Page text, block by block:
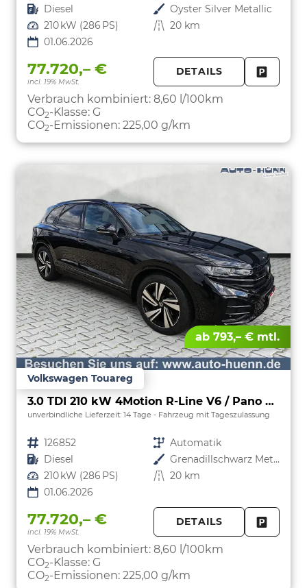
Kraftstoff Diesel Außenfarbe Oyster Silver Metallic
Leistung 210 kW (286 PS) Kilometerstand 20 km
01.06.2026
77.720,– €
incl. 19% MwSt.
DETAILS
Verbrauch kombiniert: 8,60 l/100km
CO2-Klasse: G
CO2-Emissionen: 225,00 g/km
ab 793,– € mtl.
Volkswagen Touareg
3.0 TDI 210 kW 4Motion R-Line V6 / Pano 360Grad
unverbindliche Lieferzeit: 14 Tage Fahrzeug mit Tageszulassung
Fahrzeugnr. 126852 Getriebe Automatik
Kraftstoff Diesel Außenfarbe
Grenadillschwarz Metallic
Leistung 210 kW (286 PS) Kilometerstand 20 km
01.06.2026
77.720,– €
incl. 19% MwSt.
DETAILS
Verbrauch kombiniert: 8,60 l/100km
CO2-Klasse: G
CO2-Emissionen: 225,00 g/km